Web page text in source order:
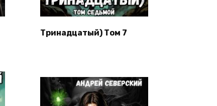
Тринадцатый) Том 7